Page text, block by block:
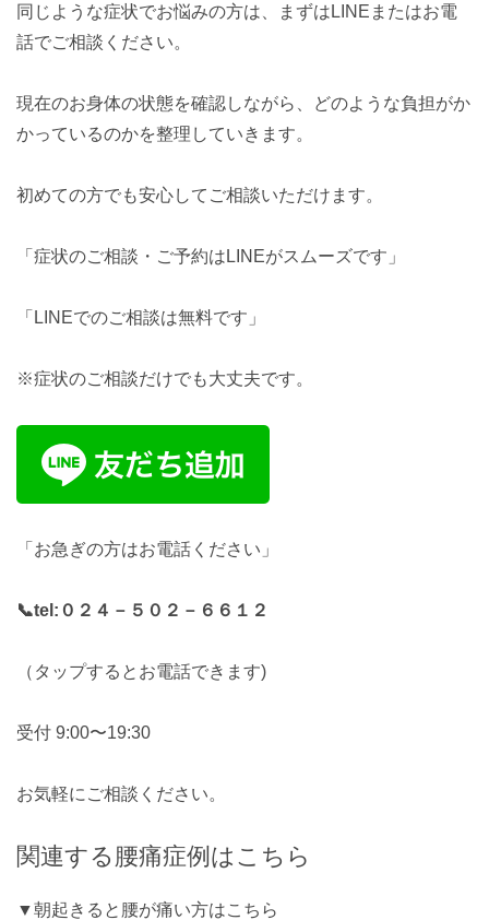
同じような症状でお悩みの方は、まずはLINEまたはお電
話でご相談ください。
現在のお身体の状態を確認しながら、どのような負担がか
かっているのかを整理していきます。
初めての方でも安心してご相談いただけます。
「症状のご相談・ご予約はLINEがスムーズです」
「LINEでのご相談は無料です」
※症状のご相談だけでも大丈夫です。
「お急ぎの方はお電話ください」
📞tel: ０２４－５０２－６６１２
（タップするとお電話できます)
受付 9:00〜19:30
お気軽にご相談ください。
関連する腰痛症例はこちら
▼朝起きると腰が痛い方はこちら